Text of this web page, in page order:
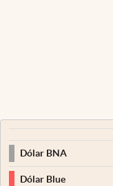
Dólar BNA
Dólar Blue